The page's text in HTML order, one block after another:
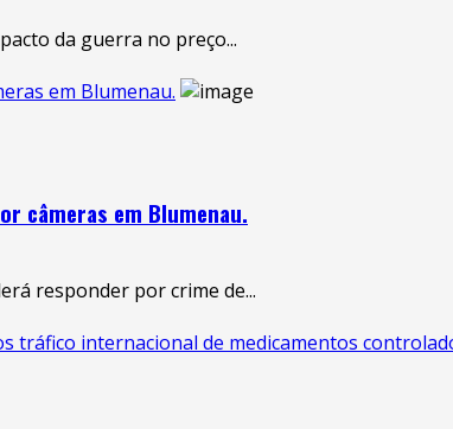
da guerra no preço...
em Blumenau.
câmeras em Blumenau.
responder por crime de...
tráfico internacional de medicamentos